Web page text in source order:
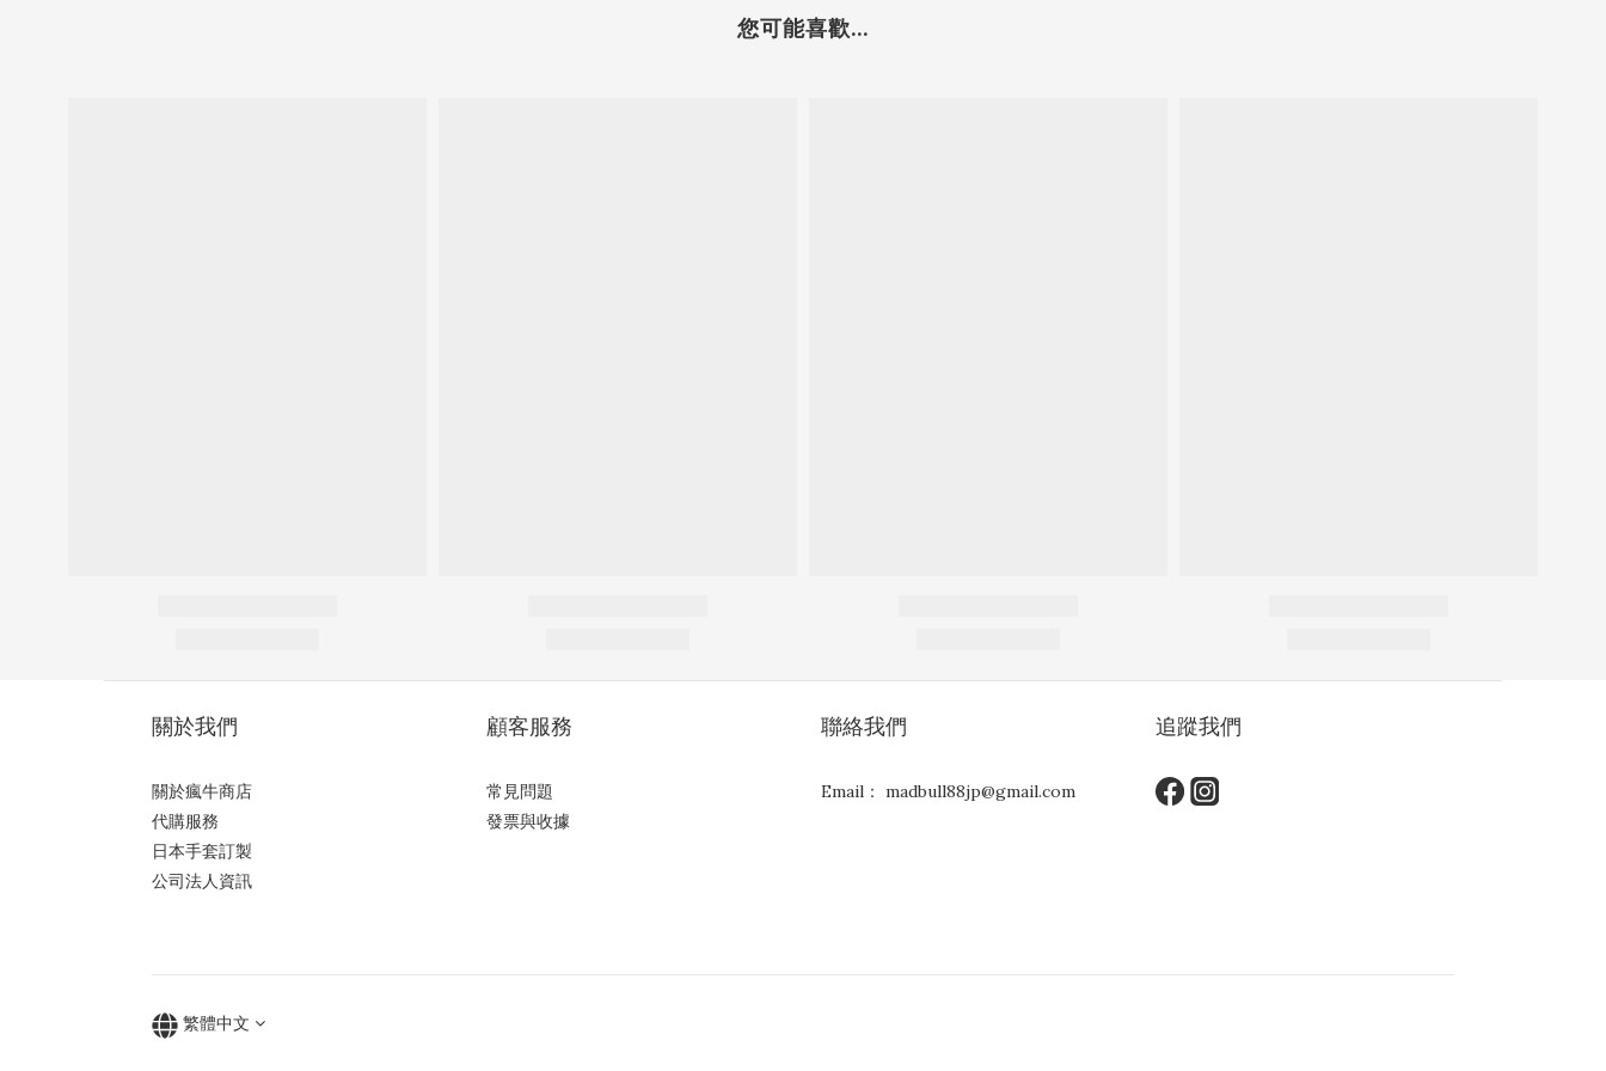
您可能喜歡...
關於我們
關於瘋牛商店
代購服務
日本手套訂製
公司法人資訊
顧客服務
常見問題
發票與收據
聯絡我們
Email： madbull88jp@gmail.com
追蹤我們
繁體中文